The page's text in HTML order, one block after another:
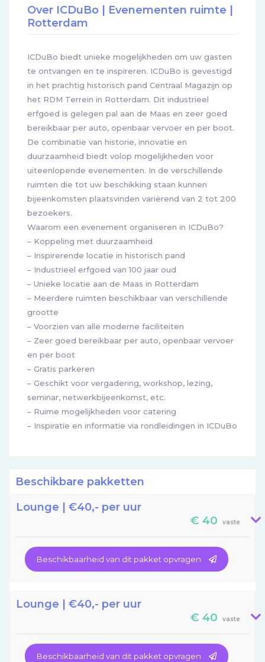
Over ICDuBo | Evenementen ruimte |
Rotterdam
ICDuBo biedt unieke mogelijkheden om uw gasten
te ontvangen en te inspireren. ICDuBo is gevestigd
in het prachtig historisch pand Centraal Magazijn op
het RDM Terrein in Rotterdam. Dit industrieel
erfgoed is gelegen pal aan de Maas en zeer goed
bereikbaar per auto, openbaar vervoer en per boot.
De combinatie van historie, innovatie en
duurzaamheid biedt volop mogelijkheden voor
uiteenlopende evenementen. In de verschillende
ruimten die tot uw beschikking staan kunnen
bijeenkomsten plaatsvinden variërend van 2 tot 200
bezoekers.
Waarom een evenement organiseren in ICDuBo?
– Koppeling met duurzaamheid
– Inspirerende locatie in historisch pand
– Industrieel erfgoed van 100 jaar oud
– Unieke locatie aan de Maas in Rotterdam
– Meerdere ruimten beschikbaar van verschillende
grootte
– Voorzien van alle moderne faciliteiten
– Zeer goed bereikbaar per auto, openbaar vervoer
en per boot
– Gratis parkeren
– Geschikt voor vergadering, workshop, lezing,
seminar, netwerkbijeenkomst, etc.
– Ruime mogelijkheden voor catering
– Inspiratie en informatie via rondleidingen in ICDuBo
Beschikbare pakketten
Lounge | €40,- per uur
€ 40 vaste
Beschikbaarheid van dit pakket opvragen
Lounge | €40,- per uur
€ 40 vaste
Beschikbaarheid van dit pakket opvragen